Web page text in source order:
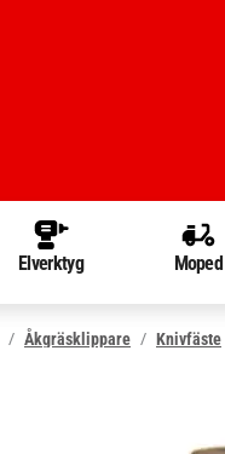
Elverktyg Moped
Åkgräsklippare Knivfäste